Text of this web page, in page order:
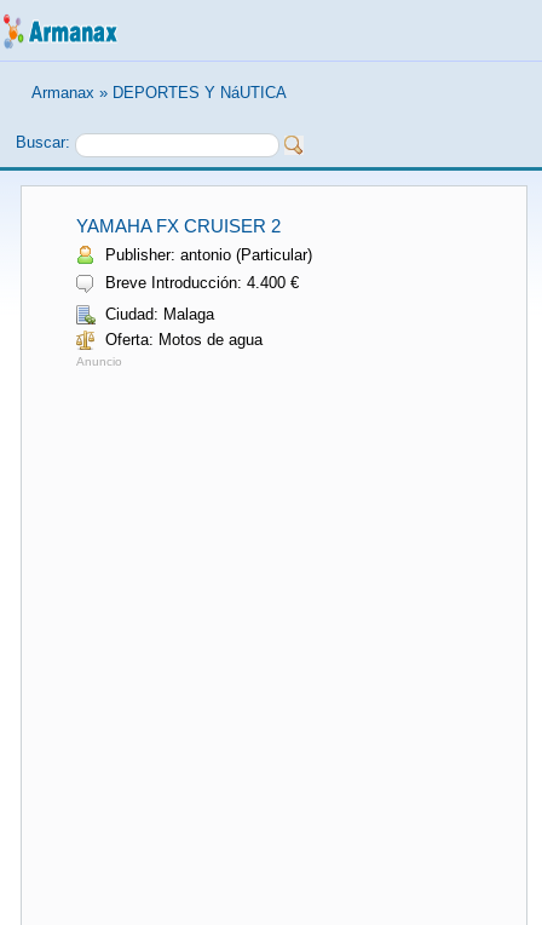
Armanax » DEPORTES Y NáUTICA
Buscar:
YAMAHA FX CRUISER 2
Publisher: antonio (Particular)
Breve Introducción: 4.400 €
Ciudad: Malaga
Oferta: Motos de agua
Anuncio